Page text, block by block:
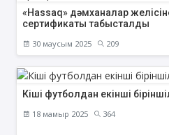
«Hassaq» дәмханалар
сертификаты табысталды
30 маусым 2025 209
Кіші футболдан екінші
18 мамыр 2025 364